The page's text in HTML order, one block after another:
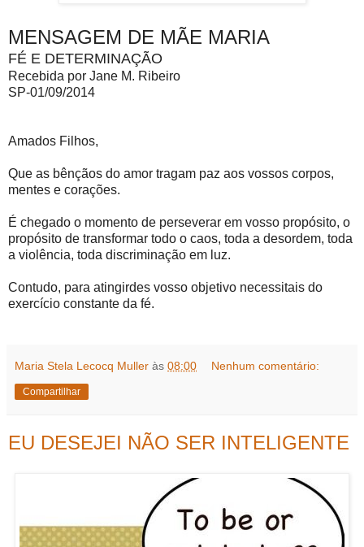
MENSAGEM DE MÃE MARIA
FÉ E DETERMINAÇÃO
Recebida por Jane M. Ribeiro
SP-01/09/2014
Amados Filhos,
Que as bênçãos do amor tragam paz aos vossos corpos,
mentes e corações.
É chegado o momento de perseverar em vosso propósito, o
propósito de transformar todo o caos, toda a desordem, toda
a violência, toda discriminação em luz.
Contudo, para atingirdes vosso objetivo necessitais do
exercício constante da fé.
Maria Stela Lecocq Muller às 08:00 Nenhum comentário:
Compartilhar
EU DESEJEI NÃO SER INTELIGENTE